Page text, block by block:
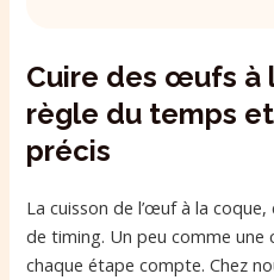
Cuire des œufs à
règle du temps
précis
La cuisson de l’œuf à la
de timing. Un peu comme une
chaque étape compte. Chez